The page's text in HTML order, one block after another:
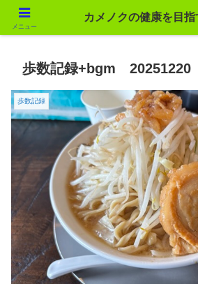
カメノクの健康を目
歩数記録+bgm 20251220
歩数記録
メニュー
カメノクの健康を目